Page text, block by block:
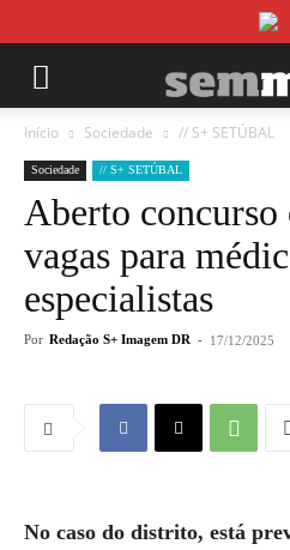
Início Sociedade // S+ SETÚBAL
Sociedade // S+ SETÚBAL
Aberto concurso
vagas para
especialistas
Por Redação S+ Imagem DR - 17/12/2025
No caso do distrito, está